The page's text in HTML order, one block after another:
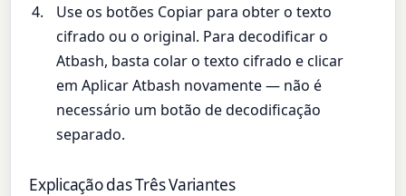
Use os botões Copiar para obter o texto
cifrado ou o original. Para decodificar o
Atbash, basta colar o texto cifrado e clicar
em Aplicar Atbash novamente — não é
necessário um botão de decodificação
separado.
Explicação das Três Variantes